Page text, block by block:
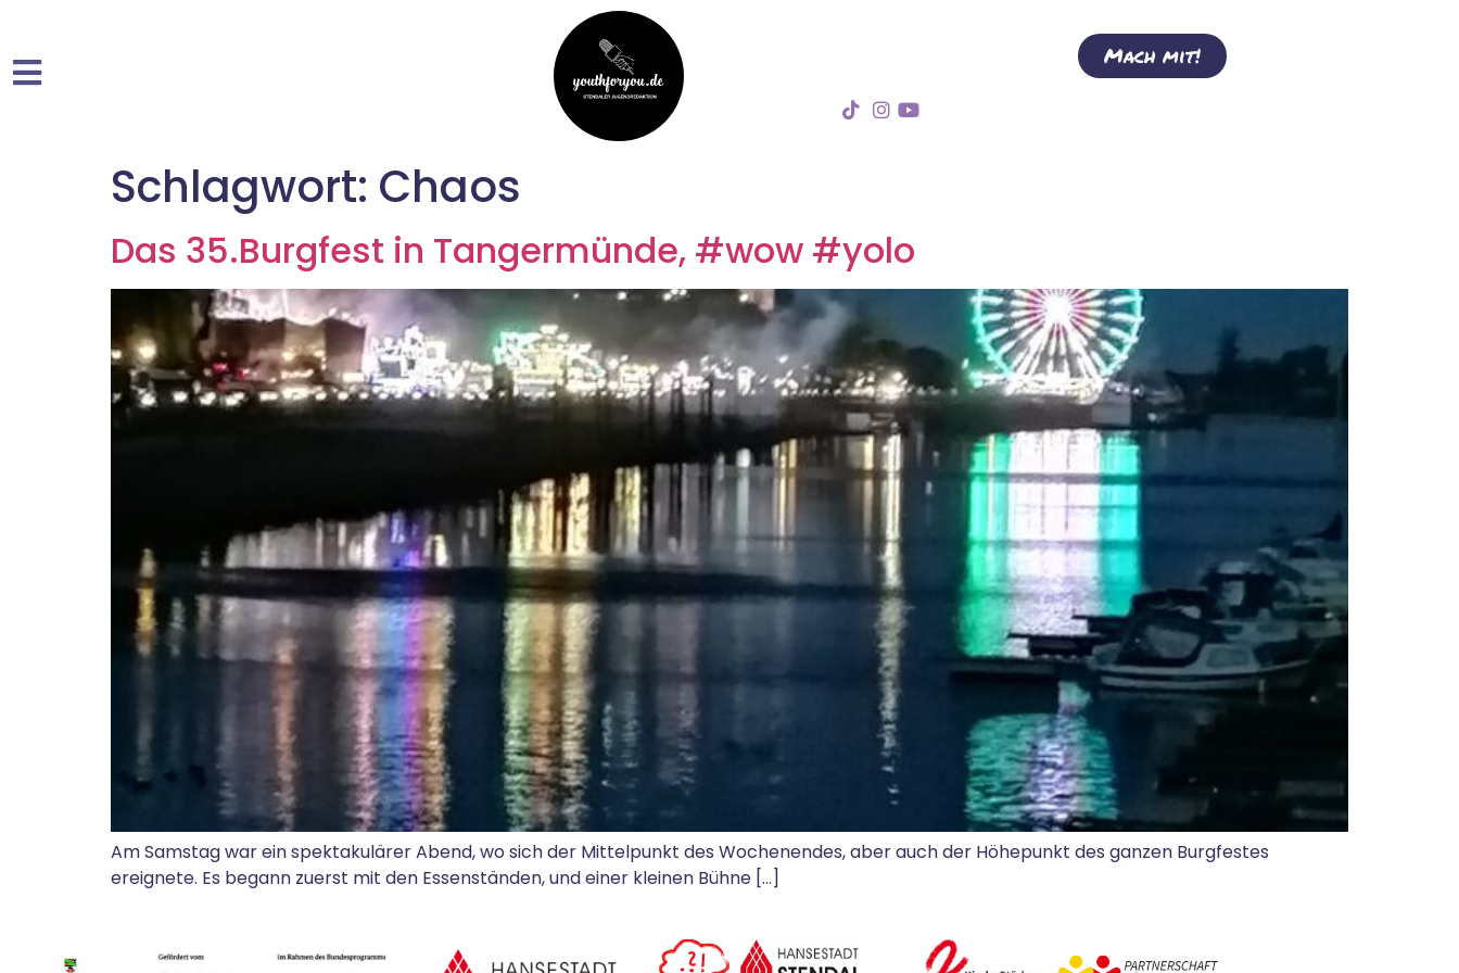
Mach mit!
Schlagwort: Chaos
Das 35.Burgfest in Tangermünde, #wow #yolo
Am Samstag war ein spektakulärer Abend, wo sich der Mittelpunkt des Wochenendes, aber auch der Höhepunkt des ganzen Burgfestes
ereignete. Es begann zuerst mit den Essenständen, und einer kleinen Bühne […]